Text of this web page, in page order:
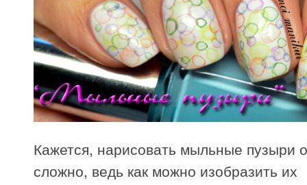
Кажется, нарисовать мыльные пузыри
сложно, ведь как можно изобразить их